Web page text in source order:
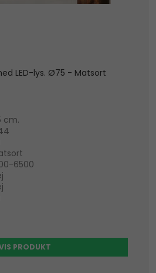
LED-lys. Ø75 - Matsort
cm.
6500
PRODUKT